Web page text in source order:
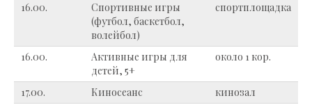
16.00.
Спортивные игры
(футбол, баскетбол,
волейбол)
спортплощадка
16.00.
Активные игры для
детей, 5+
около 1 кор.
17.00. Киносеанс
кинозал